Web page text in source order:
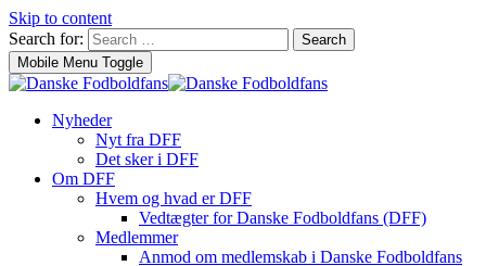
Skip to content
Search for:
Search
Mobile Menu Toggle
Nyheder
Nyt fra DFF
Det sker i DFF
Om DFF
Hvem og hvad er DFF
Vedtægter for Danske Fodboldfans (DFF)
Medlemmer
Anmod om medlemskab i Danske Fodboldfans